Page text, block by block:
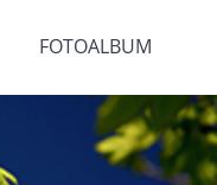
FOTOALBUM